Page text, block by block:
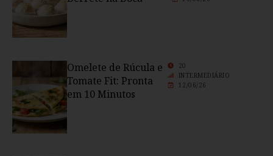
Omelete de Rúcula e
Tomate Fit: Pronta
em 10 Minutos
20
INTERMEDIÁRIO
12/06/26